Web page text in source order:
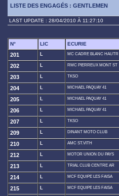
LISTE DES ENGAGÉS : GENTLEMEN
LAST UPDATE : 28/04/2010 À 11:27:10
N° LIC ECURIE
201 L MC CADRE BLANC HAUTR
202 L RMC PIERREUX MONT ST
203 L TKSO
204 L MICHAEL PAQUAY 41
205 L MICHAEL PAQUAY 41
206 L MICHAEL PAQUAY 41
207 L TKSO
209 L DINANT MOTO CLUB
210 L AMC ST.VITH
212 L MOTOR UNION DU PAYS
213 L TRIAL CLUB CENTRE AR
214 L MCF EQUIPE LES FAISA
215 L MCF EQUIPE LES FAISA